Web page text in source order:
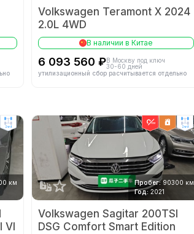
Volkswagen Teramont X 2024
2.0L 4WD
В наличии в Китае
6 093 560 ₽В Москву под ключ
30-60 дней
утилизационный сбор расчитывается отдельно
2wd
км
VI
2wd
Пробег: 90300 км
Год: 2021
Volkswagen Sagitar 200TSI
DSG Comfort Smart Edition